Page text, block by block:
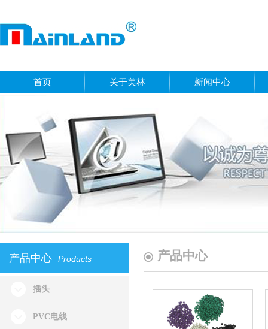
首页 关于美林 新闻中心
产品中心 Products 产品中心
插头
PVC电线